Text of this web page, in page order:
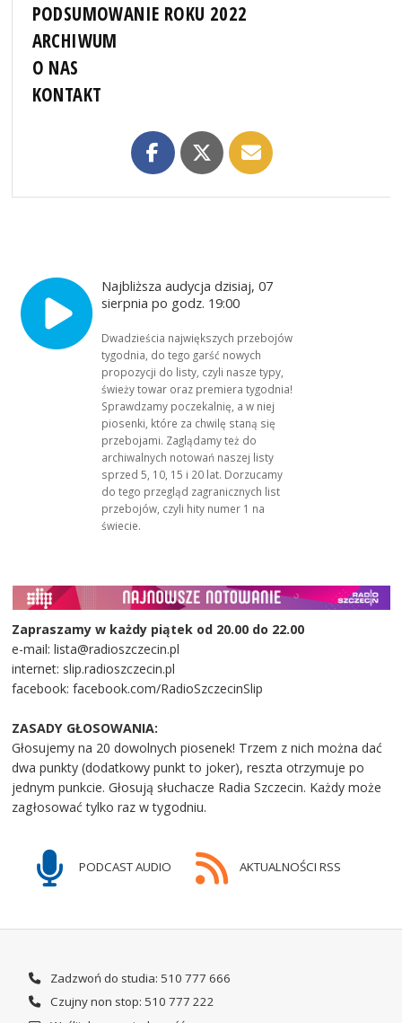
PODSUMOWANIE ROKU 2022
ARCHIWUM
O NAS
KONTAKT
Najbliższa audycja dzisiaj, 07
sierpnia po godz. 19:00
Dwadzieścia największych przebojów
tygodnia, do tego garść nowych
propozycji do listy, czyli nasze typy,
świeży towar oraz premiera tygodnia!
Sprawdzamy poczekalnię, a w niej
piosenki, które za chwilę staną się
przebojami. Zaglądamy też do
archiwalnych notowań naszej listy
sprzed 5, 10, 15 i 20 lat. Dorzucamy
do tego przegląd zagranicznych list
przebojów, czyli hity numer 1 na
świecie.
Zapraszamy w każdy piątek od 20.00 do 22.00
e-mail: lista@radioszczecin.pl
internet: slip.radioszczecin.pl
facebook: facebook.com/RadioSzczecinSlip
ZASADY GŁOSOWANIA:
Głosujemy na 20 dowolnych piosenek! Trzem z nich można dać
dwa punkty (dodatkowy punkt to joker), reszta otrzymuje po
jednym punkcie. Głosują słuchacze Radia Szczecin. Każdy może
zagłosować tylko raz w tygodniu.
PODCAST AUDIO AKTUALNOŚCI RSS
Zadzwoń do studia: 510 777 666
Czujny non stop: 510 777 222